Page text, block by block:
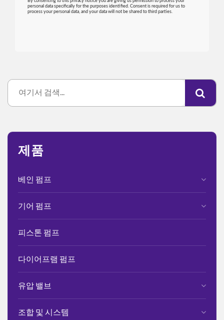
제품
베인 펌프
기어 펌프
피스톤 펌프
다이어프램 펌프
유압 밸브
조합 및 시스템